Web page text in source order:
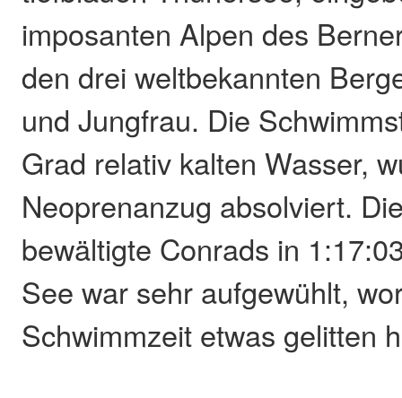
imposanten Alpen des
den drei weltbekannten
und Jungfrau. Die
Grad relativ kalten Wasser,
Neoprenanzug absolviert.
bewältigte Conrads in
See war sehr aufgewühlt,
Schwimmzeit etwas gelitten